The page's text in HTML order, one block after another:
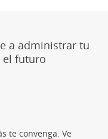
a administrar tu
el futuro
te convenga. Ve